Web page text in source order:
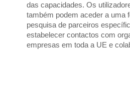
das capacidades. Os
também podem aceder a uma
pesquisa de parceiros
estabelecer contactos com
empresas em toda a UE e